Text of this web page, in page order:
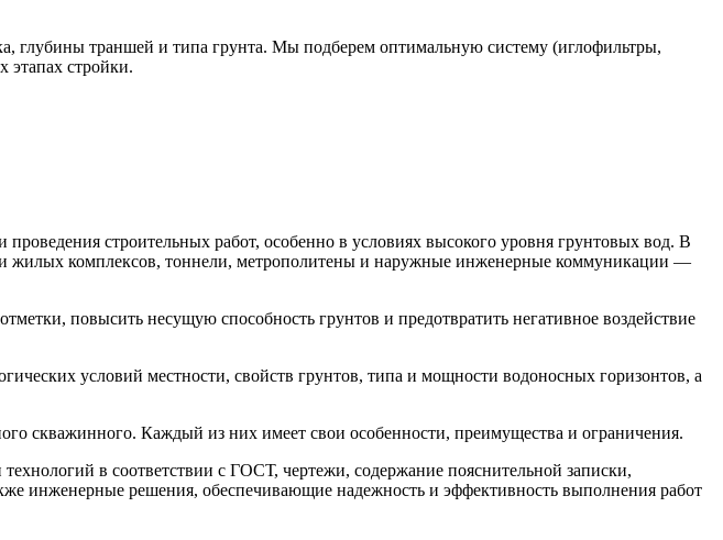
глубины траншей и типа грунта. Мы подберем оптимальную систему (иглофильтры,
этапах стройки.
строительных работ, особенно в условиях высокого уровня грунтовых вод. В
жилых комплексов, тоннели, метрополитены и наружные инженерные коммуникации —
повысить несущую способность грунтов и предотвратить негативное воздействие
условий местности, свойств грунтов, типа и мощности водоносных горизонтов, а
скважинного. Каждый из них имеет свои особенности, преимущества и ограничения.
в соответствии с ГОСТ, чертежи, содержание пояснительной записки,
инженерные решения, обеспечивающие надежность и эффективность выполнения работ